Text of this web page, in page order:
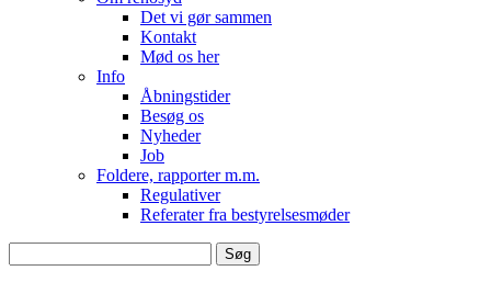
Det vi gør sammen
Kontakt
Mød os her
Info
Åbningstider
Besøg os
Nyheder
Job
Foldere, rapporter m.m.
Regulativer
Referater fra bestyrelsesmøder
efter: